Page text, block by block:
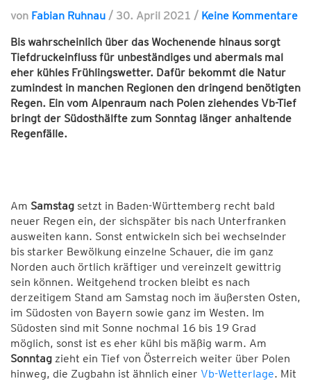
von Fabian Ruhnau / 30. April 2021 / Keine Kommentare
Bis wahrscheinlich über das Wochenende hinaus sorgt
Tiefdruckeinfluss für unbeständiges und abermals mal
eher kühles Frühlingswetter. Dafür bekommt die Natur
zumindest in manchen Regionen den dringend benötigten
Regen. Ein vom Alpenraum nach Polen ziehendes Vb-Tief
bringt der Südosthälfte zum Sonntag länger anhaltende
Regenfälle.
Am Samstag setzt in Baden-Württemberg recht bald
neuer Regen ein, der sichspäter bis nach Unterfranken
ausweiten kann. Sonst entwickeln sich bei wechselnder
bis starker Bewölkung einzelne Schauer, die im ganz
Norden auch örtlich kräftiger und vereinzelt gewittrig
sein können. Weitgehend trocken bleibt es nach
derzeitigem Stand am Samstag noch im äußersten Osten,
im Südosten von Bayern sowie ganz im Westen. Im
Südosten sind mit Sonne nochmal 16 bis 19 Grad
möglich, sonst ist es eher kühl bis mäßig warm. Am
Sonntag zieht ein Tief von Österreich weiter über Polen
hinweg, die Zugbahn ist ähnlich einer Vb-Wetterlage. Mit